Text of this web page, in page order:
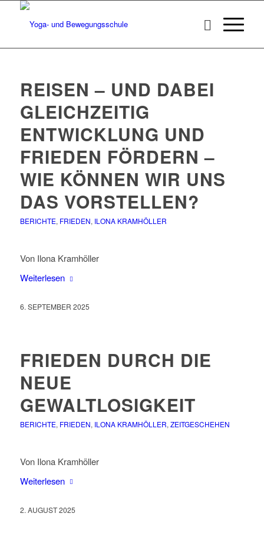
REISEN – UND DABEI
GLEICHZEITIG
ENTWICKLUNG UND
FRIEDEN FÖRDERN –
WIE KÖNNEN WIR UNS
DAS VORSTELLEN?
BERICHTE, FRIEDEN, ILONA KRAMHÖLLER
Von Ilona Kramhöller
Weiterlesen
6. SEPTEMBER 2025
FRIEDEN DURCH DIE
NEUE
GEWALTLOSIGKEIT
BERICHTE, FRIEDEN, ILONA KRAMHÖLLER, ZEITGESCHEHEN
Von Ilona Kramhöller
Weiterlesen
2. AUGUST 2025